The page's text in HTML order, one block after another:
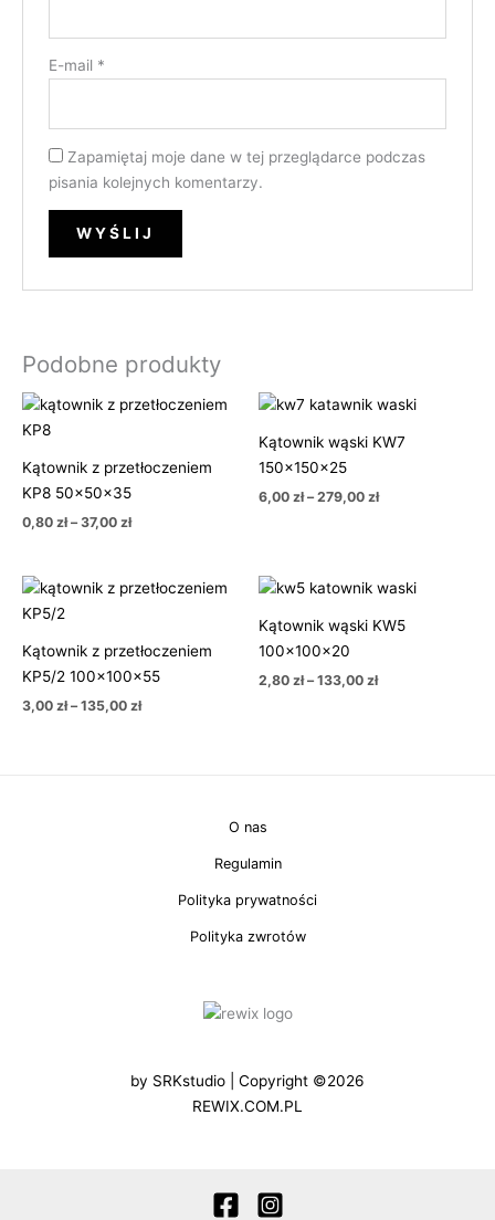
E-mail *
Zapamiętaj moje dane w tej przeglądarce podczas
pisania kolejnych komentarzy.
Podobne produkty
Kątownik z przetłoczeniem
KP8 50x50x35
0,80 zł – 37,00 zł
Zakres
do
Kątownik wąski KW7
150x150x25
6,00 zł – 279,00 zł
Zakres
od
6,00 zł
279,00 zł
Kątownik z przetłoczeniem
KP5/2 100x100x55
3,00 zł – 135,00 zł
Zakres
do
135,00 zł
Kątownik wąski KW5
100x100x20
2,80 zł – 133,00 zł
Zakres
od
2,80 zł
133,00 zł
O nas
Regulamin
Polityka prywatności
Polityka zwrotów
by SRKstudio | Copyright ©2026
REWIX.COM.PL